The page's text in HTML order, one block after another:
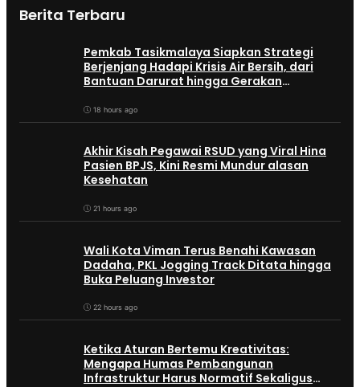
Berita Terbaru
Pemkab Tasikmalaya Siapkan Strategi
Berjenjang Hadapi Krisis Air Bersih, dari
Bantuan Darurat hingga Gerakan
18 hours ago
Akhir Kisah Pegawai RSUD yang Viral Hina
Pasien BPJS, Kini Resmi Mundur alasan
Kesehatan
21 hours ago
Wali Kota Viman Terus Benahi Kawasan
Dadaha, PKL Jogging Track Ditata hingga
Buka Peluang Investor
22 hours ago
Ketika Aturan Bertemu Kreativitas:
Mengapa Humas Pembangunan
Infrastruktur Harus Normatif Sekaligus